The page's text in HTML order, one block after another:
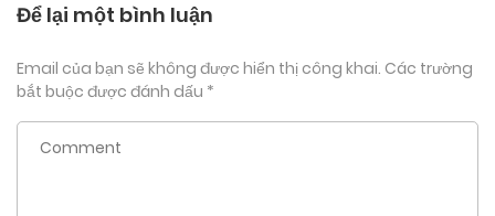
Để lại một bình luận
Email của bạn sẽ không được hiển thị công khai. Các trường
bắt buộc được đánh dấu *